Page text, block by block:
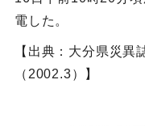
電した。
【出典：大分県災
（2002.3）】